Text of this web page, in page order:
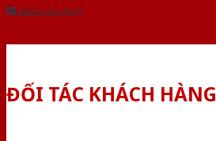
Dành cho đại lý
ĐỐI TÁC KHÁCH HÀNG